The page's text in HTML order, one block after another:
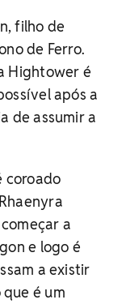
filho de
de Ferro.
Hightower é
após a
de assumir a
coroado
a
e logo é
a existir
é um